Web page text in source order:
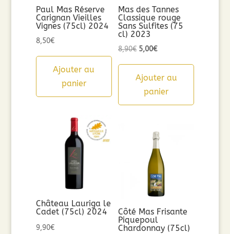
Paul Mas Réserve
Carignan Vieilles
Vignes (75cl) 2024
8,50€
Ajouter au
panier
Mas des Tannes
Classique rouge
Sans Sulfites (75
cl) 2023
8,90€ Le
initial
était :
5,00€Le
actuel
est :
Ajouter au
panier
Château Lauriga le
Cadet (75cl) 2024
9,90€
Côté Mas Frisante
Piquepoul
Chardonnay (75cl)